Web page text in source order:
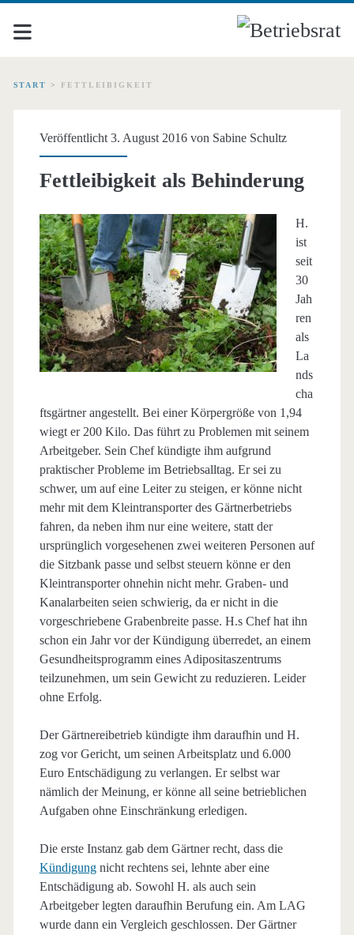
START > FETTLEIBIGKEIT
Schlagwort:
<span>Fettleibigkeit</
Veröffentlicht 3. August 2016 von Sabine Schultz
Fettleibigkeit als Behinderung
H.
ist
seit
30
Jah
ren
als
La
nds
cha
ftsgärtner angestellt. Bei einer Körpergröße von 1,94
wiegt er 200 Kilo. Das führt zu Problemen mit seinem
Arbeitgeber. Sein Chef kündigte ihm aufgrund
praktischer Probleme im Betriebsalltag. Er sei zu
schwer, um auf eine Leiter zu steigen, er könne nicht
mehr mit dem Kleintransporter des Gärtnerbetriebs
fahren, da neben ihm nur eine weitere, statt der
ursprünglich vorgesehenen zwei weiteren Personen auf
die Sitzbank passe und selbst steuern könne er den
Kleintransporter ohnehin nicht mehr. Graben- und
Kanalarbeiten seien schwierig, da er nicht in die
vorgeschriebene Grabenbreite passe. H.s Chef hat ihn
schon ein Jahr vor der Kündigung überredet, an einem
Gesundheitsprogramm eines Adipositaszentrums
teilzunehmen, um sein Gewicht zu reduzieren. Leider
ohne Erfolg.
Der Gärtnereibetrieb kündigte ihm daraufhin und H.
zog vor Gericht, um seinen Arbeitsplatz und 6.000
Euro Entschädigung zu verlangen. Er selbst war
nämlich der Meinung, er könne all seine betrieblichen
Aufgaben ohne Einschränkung erledigen.
Die erste Instanz gab dem Gärtner recht, dass die
Kündigungnicht rechtens sei, lehnte aber eine
Entschädigung ab. Sowohl H. als auch sein
Arbeitgeber legten daraufhin Berufung ein. Am LAG
wurde dann ein Vergleich geschlossen. Der Gärtner